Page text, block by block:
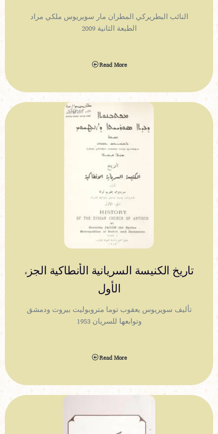
النائب البطريركي المطران مار سويريوس ملكي مراد
الطبعة الثانية 2009
Read More
تاريخ الكنيسة السريانية الأنطاكية الجزء
الأول
تأليف سويريوس يعقوب توما متروبوليت بيروت ودمشق
وتوابعها للسريان 1953
Read More